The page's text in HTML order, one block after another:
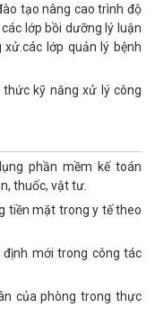
tạo nâng cao trình độ
lớp bồi dưỡng lý luận
lớp quản lý bệnh
kỹ năng xử lý công
phần mềm kế toán
thuốc, vật tư.
tiền mặt trong y tế theo
mới trong công tác
của phòng trong thực